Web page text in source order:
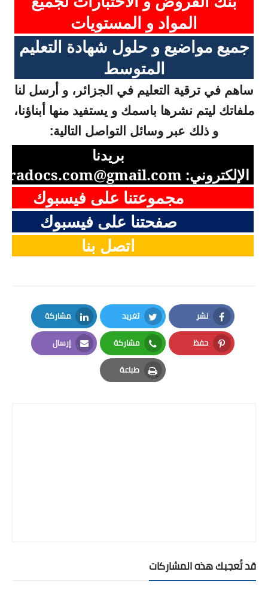
المواد و المستويات
جميع مواضيع و حلول شهادة التعليم
المتوسط
ساهم في ترقية التعليم في الجزائر، و أرسل لنا
ملفاتك ليتم نشرها باسمك و يستفيد منها أبناؤنا،
و ذلك عبر وسائل التواصل التالية:
بريدنا
الإلكتروني:
مجموعتنا على فيسبوك
صفحتنا على فيسبوك
اتصل بنا
نشر
Facebook
تغريد
Twitter
مشاركة
LinkedIn
حفظ
Pinterest
مشاركة
Whatsapp
إرسال
Email
طباعة
Print
قد تُعجبك هذه المشاركات